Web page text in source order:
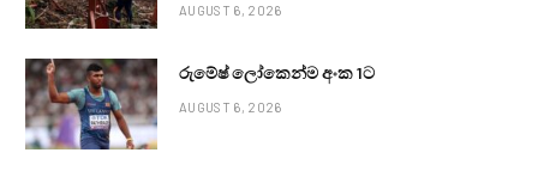
AUGUST 6, 2026
රුමේෂ් ලෝකෙන්ම අංක 1ට
AUGUST 6, 2026